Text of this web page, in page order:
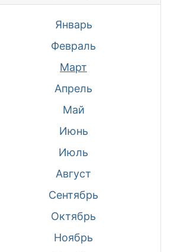
Январь
Февраль
Март
Апрель
Май
Июнь
Июль
Август
Сентябрь
Октябрь
Ноябрь